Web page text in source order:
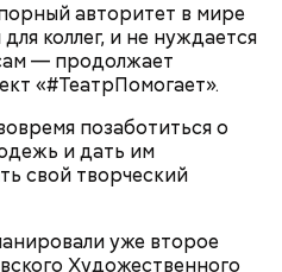
авторитет в мире
коллег, и не нуждается
— продолжает
«#ТеатрПомогает».
позаботиться о
и дать им
свой творческий
уже второе
Художественного
зоопарка насчитывается
могут увидеть
приблизиться к
стать ее частью во
можно
в вагоне. И от них
19 лет.